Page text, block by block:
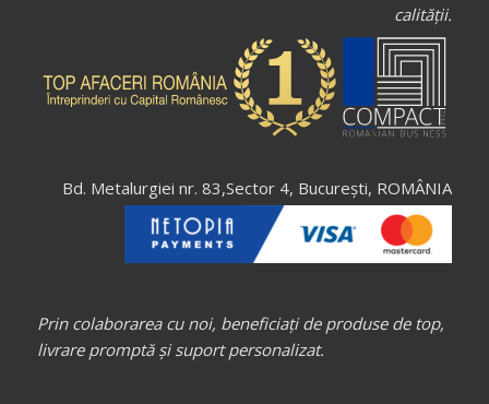
calității.
Bd. Metalurgiei nr. 83,Sector 4, București, ROMÂNIA
Prin colaborarea cu noi, beneficiați de produse de top,
livrare promptă și suport personalizat.